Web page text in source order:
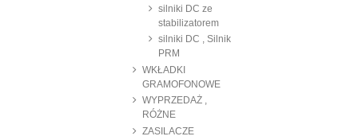
silniki DC ze
stabilizatorem
silniki DC , Silnik
PRM
WKŁADKI
GRAMOFONOWE
WYPRZEDAŻ ,
RÓŻNE
ZASILACZE